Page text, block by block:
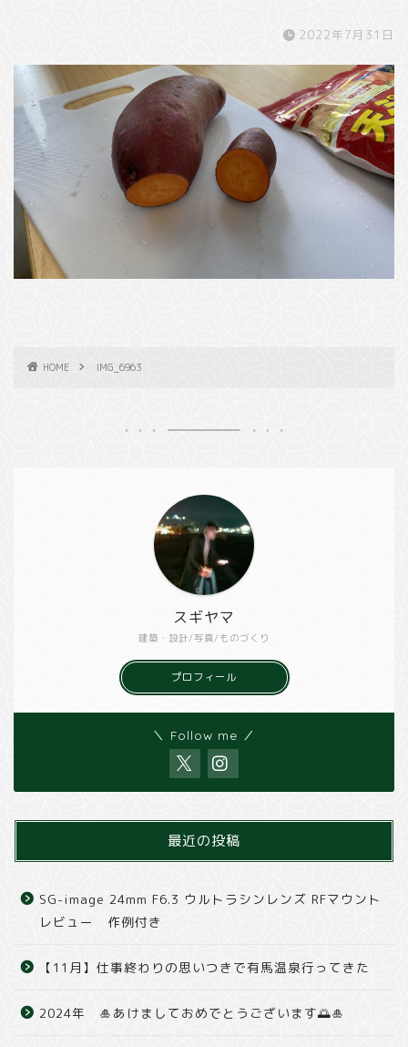
2022年7月31日
HOME IMG_6963
建築・設計/写真/ものづくり
スギヤマ
プロフィール
＼ Follow me ／
最近の投稿
SG-image 24mm F6.3 ウルトラシンレンズ RFマウント
レビュー 作例付き
【11月】仕事終わりの思いつきで有馬温泉行ってきた
2024年 🎍あけましておめでとうございます🌅🎍